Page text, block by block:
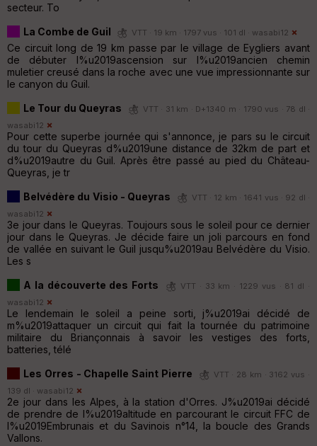
secteur. To
La Combe de Guil
VTT · 19 km · 1797 vus · 101 dl · wasabi12
Ce circuit long de 19 km passe par le village de Eygliers avant
de débuter l%u2019ascension sur l%u2019ancien chemin
muletier creusé dans la roche avec une vue impressionnante sur
le canyon du Guil.
Le Tour du Queyras
VTT · 31 km · D+1340 m · 1790 vus · 78 dl ·
wasabi12
Pour cette superbe journée qui s'annonce, je pars su le circuit
du tour du Queyras d%u2019une distance de 32km de part et
d%u2019autre du Guil. Après être passé au pied du Château-
Queyras, je tr
Belvédère du Visio - Queyras
VTT · 12 km · 1641 vus · 92 dl ·
wasabi12
3e jour dans le Queyras. Toujours sous le soleil pour ce dernier
jour dans le Queyras. Je décide faire un joli parcours en fond
de vallée en suivant le Guil jusqu%u2019au Belvédère du Visio.
Les s
A la découverte des Forts
VTT · 33 km · 1229 vus · 81 dl ·
wasabi12
Le lendemain le soleil a peine sorti, j%u2019ai décidé de
m%u2019attaquer un circuit qui fait la tournée du patrimoine
militaire du Briançonnais à savoir les vestiges des forts,
batteries, télé
Les Orres - Chapelle Saint Pierre
VTT · 28 km · 3162 vus ·
139 dl · wasabi12
2e jour dans les Alpes, à la station d'Orres. J%u2019ai décidé
de prendre de l%u2019altitude en parcourant le circuit FFC de
l%u2019Embrunais et du Savinois n°14, la boucle des Grands
Vallons.